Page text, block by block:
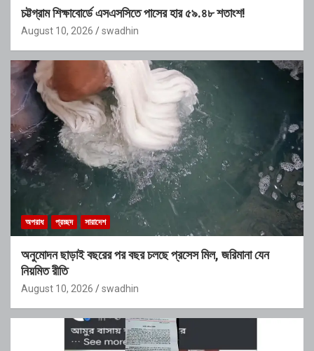
চট্টগ্রাম শিক্ষাবোর্ডে এসএসসিতে পাসের হার ৫৯.৪৮ শতাংশ!
August 10, 2026 swadhin
অপরাধ প্রচ্ছদ সারাদেশ
অনুমোদন ছাড়াই বছরের পর বছর চলছে প্রসেস মিল, জরিমানা যেন
নিয়মিত রীতি
August 10, 2026 swadhin